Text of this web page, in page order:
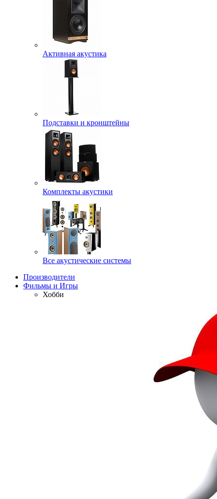
Активная акустика
Подставки и кронштейны
Комплекты акустики
Все акустические системы
Производители
Фильмы и Игры
Хобби